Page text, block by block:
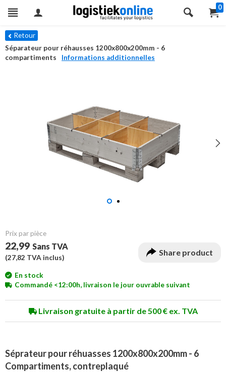
0
Retour
Séparateur pour réhausses 1200x800x200mm - 6
compartiments
Informations additionnelles
Prix ​​par pièce
22,99 Sans TVA
(27,82 TVA inclus)
Share product
En stock
Commandé <12:00h, livraison le jour ouvrable suivant
Livraison gratuite à partir de 500 € ex. TVA
Séprateur pour réhuasses 1200x800x200mm - 6
Compartiments, contreplaqué